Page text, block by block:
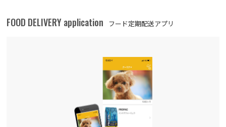
FOOD DELIVERY application フード定期配送アプリ